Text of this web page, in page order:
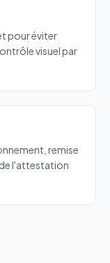
pour éviter
visuel par
remise
l'attestation